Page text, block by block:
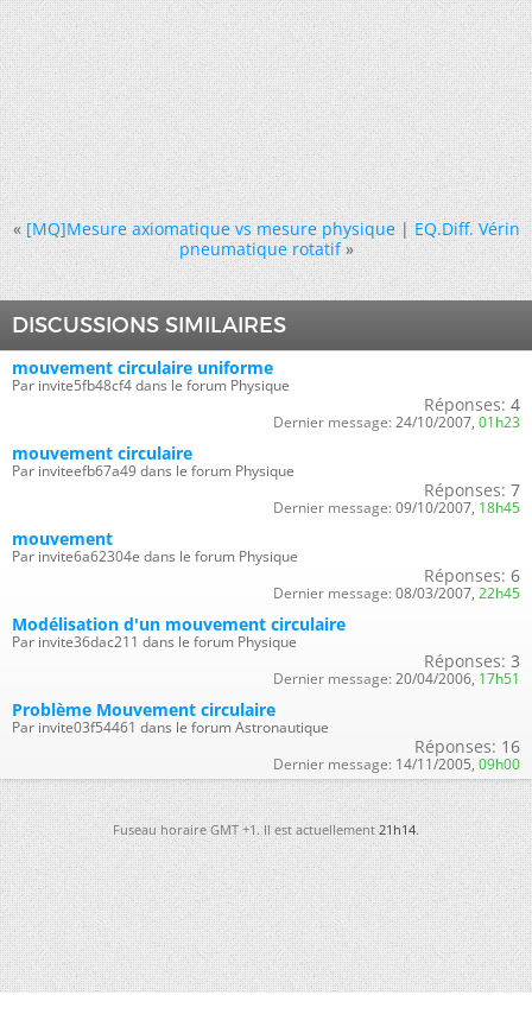
« [MQ]Mesure axiomatique vs mesure physique|EQ.Diff. Vérin
pneumatique rotatif »
DISCUSSIONS SIMILAIRES
mouvement circulaire uniforme
Par invite5fb48cf4 dans le forum Physique
Réponses: 4
Dernier message: 24/10/2007, 01h23
mouvement circulaire
Par inviteefb67a49 dans le forum Physique
Réponses: 7
Dernier message: 09/10/2007, 18h45
mouvement
Par invite6a62304e dans le forum Physique
Réponses: 6
Dernier message: 08/03/2007, 22h45
Modélisation d'un mouvement circulaire
Par invite36dac211 dans le forum Physique
Réponses: 3
Dernier message: 20/04/2006, 17h51
Problème Mouvement circulaire
Par invite03f54461 dans le forum Astronautique
Réponses: 16
Dernier message: 14/11/2005, 09h00
Fuseau horaire GMT +1. Il est actuellement21h14.